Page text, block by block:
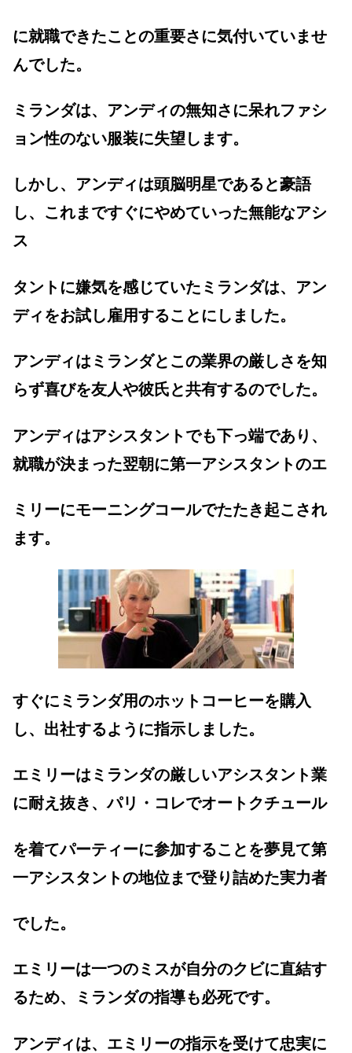
に就職できたことの重要さに気付いていませ
んでした。
ミランダは、アンディの無知さに呆れファシ
ョン性のない服装に失望します。
しかし、アンディは頭脳明星であると豪語
し、これまですぐにやめていった無能なアシ
ス
タントに嫌気を感じていたミランダは、アン
ディをお試し雇用することにしました。
アンディはミランダとこの業界の厳しさを知
らず喜びを友人や彼氏と共有するのでした。
アンディはアシスタントでも下っ端であり、
就職が決まった翌朝に第一アシスタントのエ
ミリーにモーニングコールでたたき起こされ
ます。
すぐにミランダ用のホットコーヒーを購入
し、出社するように指示しました。
エミリーはミランダの厳しいアシスタント業
に耐え抜き、パリ・コレでオートクチュール
を着てパーティーに参加することを夢見て第
一アシスタントの地位まで登り詰めた実力者
でした。
エミリーは一つのミスが自分のクビに直結す
るため、ミランダの指導も必死です。
アンディは、エミリーの指示を受けて忠実に